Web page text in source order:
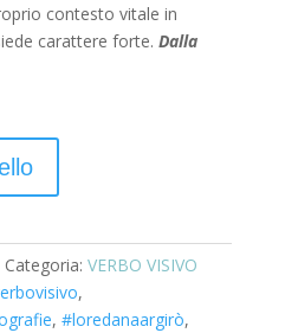
contesto vitale in
carattere forte. Dalla
Categoria: VERBO VISIVO
,
, #loredanaargirò,